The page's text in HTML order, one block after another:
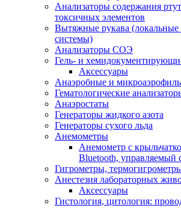
Анализаторы содержания
токсичных элементов
Вытяжные рукава
системы)
Анализаторы СОЭ
Гель- и
Аксессуары
Анаэробные и
Гематологические
Анаэростаты
Генераторы жидкого азота
Генераторы сухого льда
Анемометры
Анемометр с
Bluetooth, управляемый
Гигрометры,
Анестезия лабораторных
Аксессуары
Гистология, цитология: